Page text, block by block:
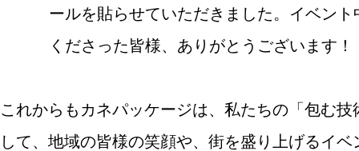
ールを貼らせていただきました。イベン
くださった皆様、ありがとうございます！
これからもカネパッケージは、私たちの「包む
して、地域の皆様の笑顔や、街を盛り上げるイ